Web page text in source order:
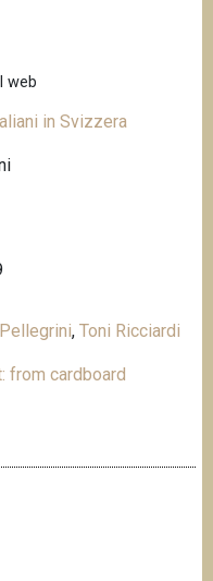
web
in Svizzera
,Toni Ricciardi
from cardboard